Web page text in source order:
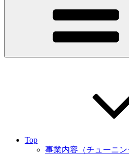
Top
事業内容（チューニン